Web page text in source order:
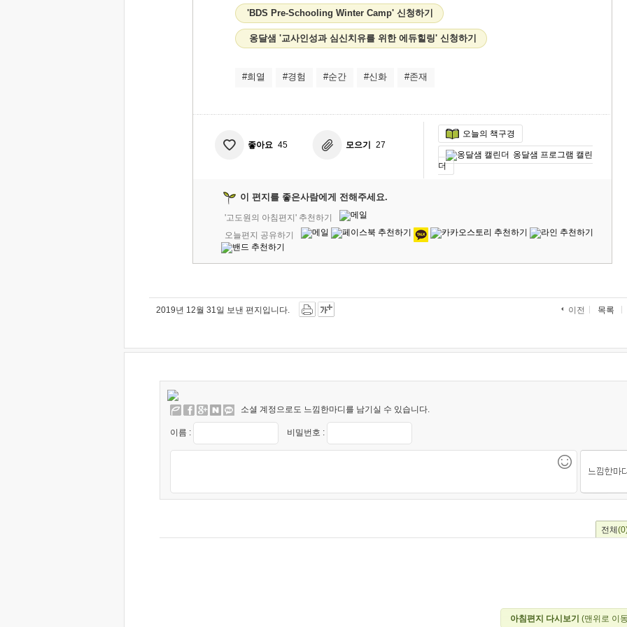
'BDS Pre-Schooling Winter Camp' 신청하기
옹달샘 '교사인성과 심신치유를 위한 에듀힐링' 신청하기
#희열 #경험 #순간 #신화 #존재
좋아요 45 모으기 27
오늘의 책구경
옹달샘 프로그램 캘린
더
이 편지를 좋은사람에게 전해주세요.
'고도원의 아침편지' 추천하기
오늘편지 공유하기
2019년 12월 31일 보낸 편지입니다. 이전 목록
소셜 계정으로도 느낌한마디를 남기실 수 있습니다.
이름 : 비밀번호 :
전체
아침편지 다시보기 (맨위로 이